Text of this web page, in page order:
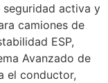
seguridad activa y
camiones de
ESP,
Avanzado de
el conductor,